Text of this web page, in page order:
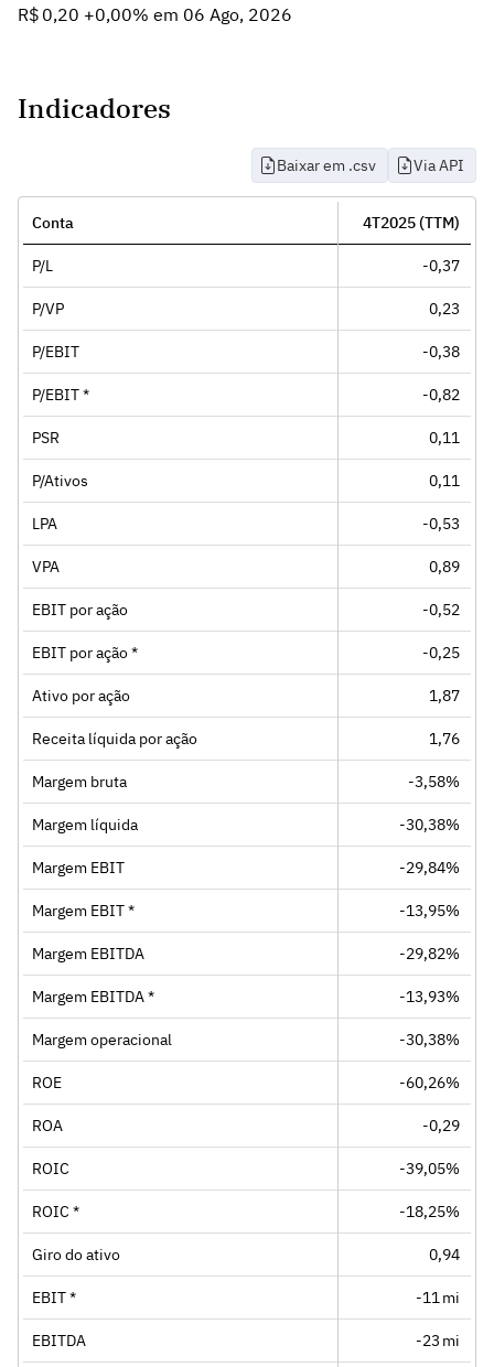
R$ 0,20 +0,00% em 06 Ago, 2026
Indicadores
Baixar em .csv Via API
Conta 4T2025 (TTM)
P/L -0,37
P/VP 0,23
P/EBIT -0,38
P/EBIT * -0,82
PSR 0,11
P/Ativos 0,11
LPA -0,53
VPA 0,89
EBIT por ação -0,52
EBIT por ação * -0,25
Ativo por ação 1,87
Receita líquida por ação 1,76
Margem bruta -3,58%
Margem líquida -30,38%
Margem EBIT -29,84%
Margem EBIT * -13,95%
Margem EBITDA -29,82%
Margem EBITDA * -13,93%
Margem operacional -30,38%
ROE -60,26%
ROA -0,29
ROIC -39,05%
ROIC * -18,25%
Giro do ativo 0,94
EBIT * -11 mi
EBITDA -23 mi